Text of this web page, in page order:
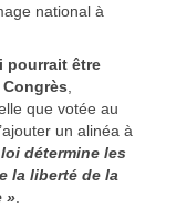
national à
pourrait être
,
que votée au
un alinéa à
détermine les
la liberté de la
».